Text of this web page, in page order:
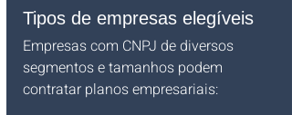
Tipos de empresas elegíveis
Empresas com CNPJ de diversos
segmentos e tamanhos podem
contratar planos empresariais: